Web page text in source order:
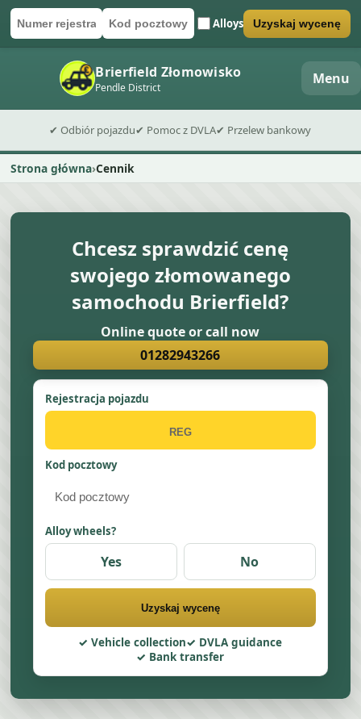
Numer rejestracyjny
Kod pocztowyAlloys
Wyślij formularz wyceny Uzyskaj wycenę
Brierfield Złomowisko
Pendle District Menu
✔ Odbiór pojazdu✔ Pomoc z DVLA✔ Przelew bankowy
Strona główna Cennik
Chcesz sprawdzić cenę
swojego złomowanego
samochodu Brierfield?
Online quote or call now
01282943266
Rejestracja pojazdu
Kod pocztowy
Alloy wheels?
Yes No
Uzyskaj wycenę
Vehicle collection
DVLA guidance
Bank transfer